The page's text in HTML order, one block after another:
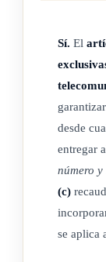
equipo de
insumos
(Así
para
Sí. El
desde
entregar
número
(c)
se aplica